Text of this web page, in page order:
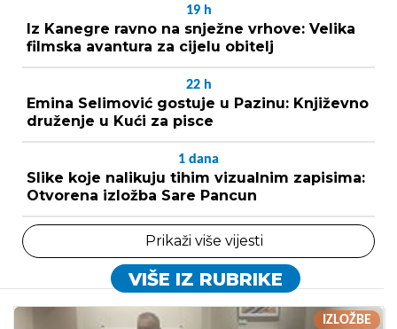
19 h
Iz Kanegre ravno na snježne vrhove: Velika
filmska avantura za cijelu obitelj
22 h
Emina Selimović gostuje u Pazinu: Književno
druženje u Kući za pisce
1 dana
Slike koje nalikuju tihim vizualnim zapisima:
Otvorena izložba Sare Pancun
Prikaži više vijesti
VIŠE IZ RUBRIKE
IZLOŽBE